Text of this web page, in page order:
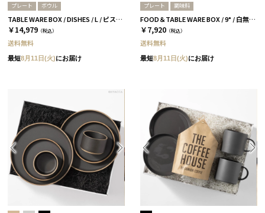
プレート ボウル
TABLE WARE BOX / DISHES / L / ピスタチオグリーン［イイホシユミコ×木村硝子店］
￥14,979 （税込）
送料無料
最短8月11日(火)にお届け
プレート 調味料
FOOD＆TABLE WARE BOX / 9° / 白無垢 / ズッペン
￥7,920 （税込）
送料無料
最短8月11日(火)にお届け